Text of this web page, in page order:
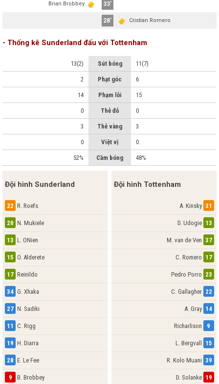
Brian Brobbey 33'
28' Cristian Romero
- Thống kê Sunderland đấu với Tottenham
13(2) Sút bóng 11(7)
2 Phạt góc 6
14 Phạm lỗi 15
0 Thẻ đỏ 0
3 Thẻ vàng 3
0 Việt vị 0
52% Cầm bóng 48%
Đội hình Sunderland
22 R. Roefs
20 N. Mukiele
13 L. ONien
15 O. Alderete
17 Reinildo
34 G. Xhaka
27 N. Sadiki
11 C. Rigg
19 H. Diarra
28 E. Le Fee
9 B. Brobbey
Đội hình Tottenham
31
A. Kinsky
13
D. Udogie
37
M. van de Ven
17
C. Romero
23
Pedro Porro
22
C. Gallagher
14
A. Gray
9
Richarlison
15
L. Bergvall
39
R. Kolo Muani
19
D. Solanke